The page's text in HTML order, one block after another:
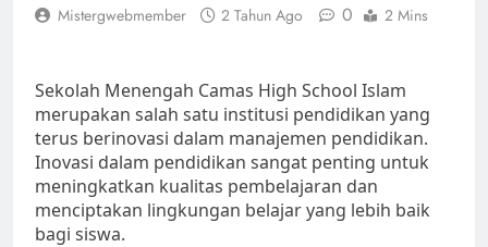
Mistergwebmember 2 Tahun Ago 0 2 Mins
Sekolah Menengah Camas High School Islam
merupakan salah satu institusi pendidikan yang
terus berinovasi dalam manajemen pendidikan.
Inovasi dalam pendidikan sangat penting untuk
meningkatkan kualitas pembelajaran dan
menciptakan lingkungan belajar yang lebih baik
bagi siswa.